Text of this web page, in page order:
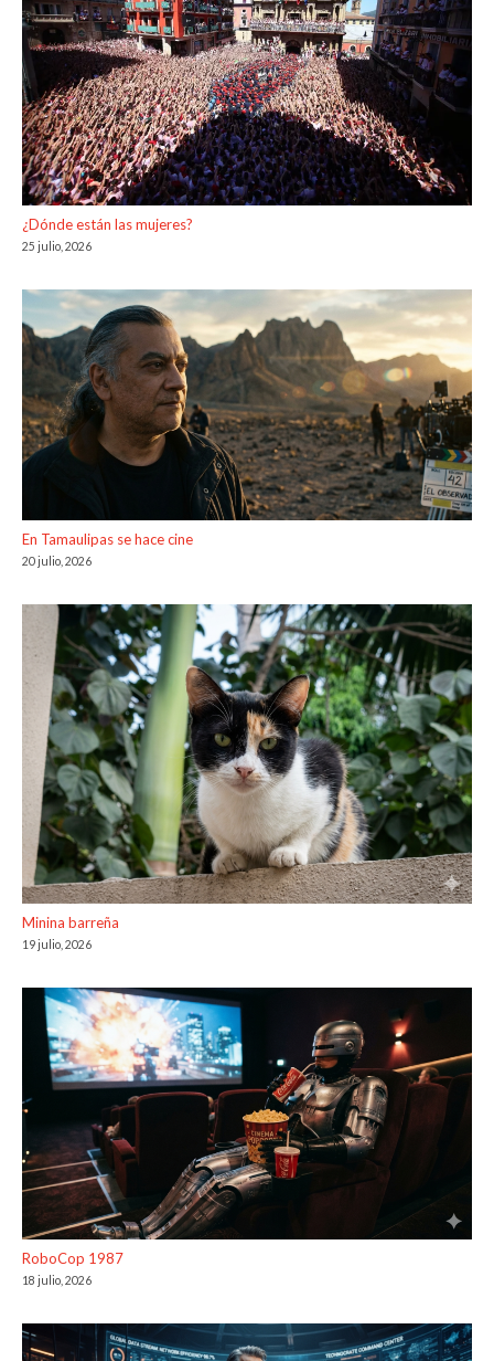
¿Dónde están las mujeres?
25 julio, 2026
En Tamaulipas se hace cine
20 julio, 2026
Minina barreña
19 julio, 2026
RoboCop 1987
18 julio, 2026